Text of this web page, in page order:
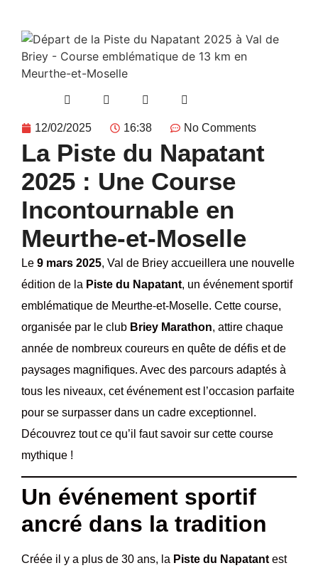
12/02/2025 16:38 No Comments
La Piste du Napatant
2025 : Une Course
Incontournable en
Meurthe-et-Moselle
Le 9 mars 2025, Val de Briey accueillera une nouvelle
édition de la Piste du Napatant, un événement sportif
emblématique de Meurthe-et-Moselle. Cette course,
organisée par le club Briey Marathon, attire chaque
année de nombreux coureurs en quête de défis et de
paysages magnifiques. Avec des parcours adaptés à
tous les niveaux, cet événement est l’occasion parfaite
pour se surpasser dans un cadre exceptionnel.
Découvrez tout ce qu’il faut savoir sur cette course
mythique !
Un événement sportif
ancré dans la tradition
Créée il y a plus de 30 ans, la Piste du Napatant est